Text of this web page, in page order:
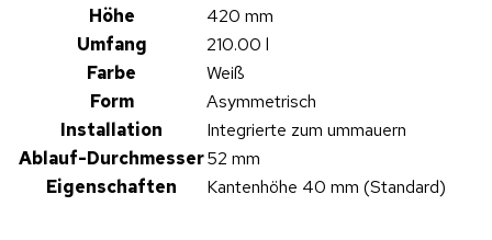
Höhe
420 mm
Umfang
210.00 l
Farbe
Weiß
Form
Asymmetrisch
Installation
Integrierte zum ummauern
Ablauf-Durchmesser52 mm
Eigenschaften
Kantenhöhe 40 mm (Standard)